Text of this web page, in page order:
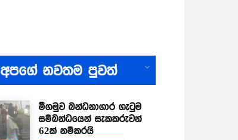
අපගේ නවතම පුවත්
මීගමුව බන්ධනාගාර ගැටුම
සම්බන්ධයෙන් සැකකරුවන්
62ක් නම්කරයි